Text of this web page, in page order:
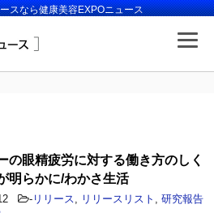
スなら健康美容EXPOニュース
の眼精疲労に対する働き方のしく
明らかに/わかさ生活
- リリース リリースリスト
研究報告